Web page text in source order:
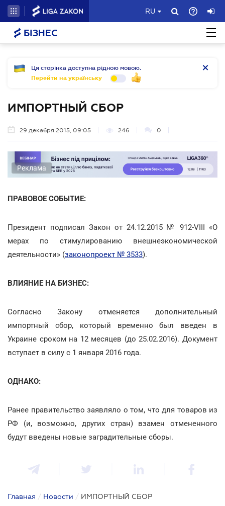
RU
БІЗНЕС
Ця сторінка доступна рідною мовою.
Перейти на українську
ИМПОРТНЫЙ СБОР
29 декабря 2015, 09:05 246 0
Реклама
ПРАВОВОЕ СОБЫТИЕ:
Президент подписал Закон от 24.12.2015 № 912-VIII «О
мерах по стимулированию внешнеэкономической
деятельности» (законопроект № 3533).
ВЛИЯНИЕ НА БИЗНЕС:
Согласно Закону отменяется дополнительный
импортный сбор, который временно был введен в
Украине сроком на 12 месяцев (до 25.02.2016). Документ
вступает в силу с 1 января 2016 года.
ОДНАКО:
Ранее правительство заявляло о том, что для товаров из
РФ (и, возможно, других стран) взамен отмененного
будут введены новые заградительные сборы.
Главная / Новости / ИМПОРТНЫЙ СБОР